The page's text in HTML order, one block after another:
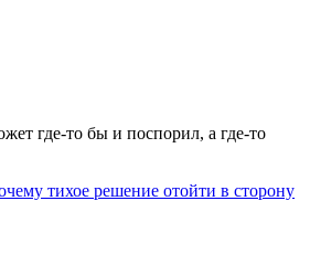
где-то бы и поспорил, а где-то
тихое решение отойти в сторону